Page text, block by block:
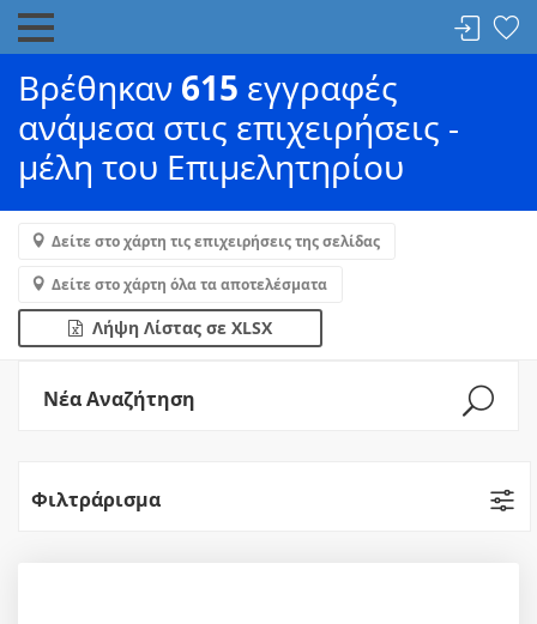
Βρέθηκαν 615 εγγραφές
ανάμεσα στις επιχειρήσεις -
μέλη του Επιμελητηρίου
Δείτε στο χάρτη τις επιχειρήσεις της σελίδας
Δείτε στο χάρτη όλα τα αποτελέσματα
Λήψη Λίστας σε XLSX
Νέα Αναζήτηση
Φιλτράρισμα